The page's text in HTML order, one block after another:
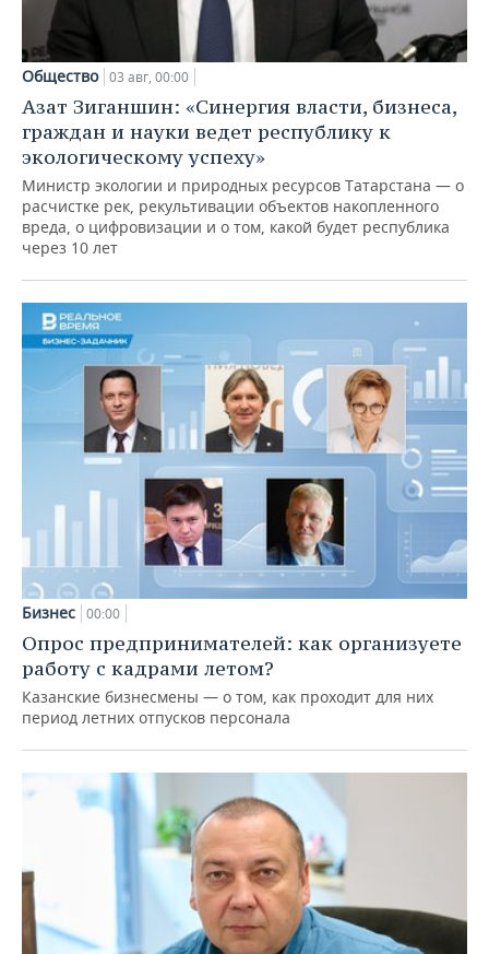
Общество 03 авг, 00:00
Азат Зиганшин: «Синергия власти, бизнеса,
граждан и науки ведет республику к
экологическому успеху»
Министр экологии и природных ресурсов Татарстана — о
расчистке рек, рекультивации объектов накопленного
вреда, о цифровизации и о том, какой будет республика
через 10 лет
Бизнес 00:00
Опрос предпринимателей: как организуете
работу с кадрами летом?
Казанские бизнесмены — о том, как проходит для них
период летних отпусков персонала